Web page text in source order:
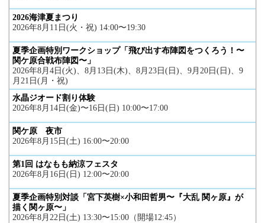
2026海津夏まつり
2026年8月11日(火・祝) 14:00〜19:30
夏季企画特別ワークショップ「飛び出す布陣図をつくろう！〜
関ケ原合戦布陣図〜」
2026年8月4日(火)、8月13日(木)、8月23日(日)、9月20日(日)、9
月21日(月・祝)
水晶ジオード割り体験
2026年8月14日(金)〜16日(日) 10:00〜17:00
関ケ原 夜市
2026年8月15日(土) 16:00〜20:00
第1回 はなもも納涼フェスタ
2026年8月16日(日) 12:00〜20:00
夏季企画特別対談「宮下英樹×小和田哲男〜『大乱 関ヶ原』が
描く関ヶ原〜」
2026年8月22日(土) 13:30〜15:00（開場12:45）